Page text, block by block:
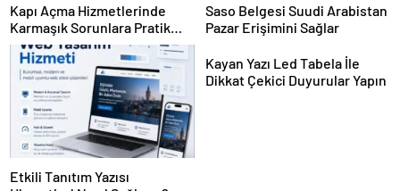
Kapı Açma Hizmetlerinde
Karmaşık Sorunlara Pratik
Çözümler
Saso Belgesi Suudi Arabistan
Pazar Erişimini Sağlar
Etkili Tanıtım Yazısı
Kayan Yazı Led Tabela İle
Dikkat Çekici Duyurular Yapın